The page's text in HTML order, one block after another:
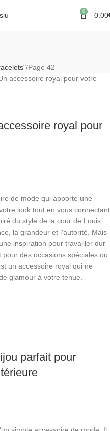
0 0.00
Page 42
royal pour
de mode qui apporte une
look tout en vous connectant
du style de la cour de Louis
la grandeur et l'autorité. Mais
inspiration pour travailler dur
des occasions spéciales ou
un accessoire royal qui ne
glamour à votre tenue.
parfait pour